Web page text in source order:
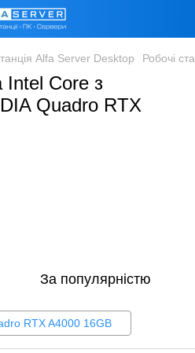
Alfa Server Desktop Робочі
Intel Core з
Quadro RTX
За популярністю
RTX A4000 16GB